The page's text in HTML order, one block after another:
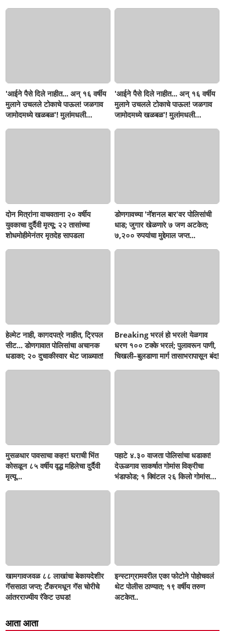
'आईने पैसे दिले नाहीत... अन् १६ वर्षीय
मुलाने उचलले टोकाचे पाऊल! जळगाव
जामोदमध्ये खळबळ'! मुलांमधली
'आईने पैसे दिले नाहीत... अन् १६ वर्षीय
मुलाने उचलले टोकाचे पाऊल! जळगाव
जामोदमध्ये खळबळ'! मुलांमधली
दोन मित्रांना वाचवताना २० वर्षीय
युवकाचा दुर्दैवी मृत्यू; २२ तासांच्या
शोधमोहीमेनंतर मृतदेह सापडला
डोणगावच्या 'नॅशनल बार'वर पोलिसांची
धाड; जुगार खेळणारे ७ जण अटकेत;
७,२०० रुपयांचा मुद्देमाल जप्त...
हेल्मेट नाही, कागदपत्रे नाहीत, ट्रिपल
सीट... डोणगावात पोलिसांचा अचानक
धडाका; २० दुचाकीस्वार थेट जाळ्यात!
Breaking भरलं हो भरलं! येळगाव
धरण १०० टक्के भरलं; पुलावरून पाणी,
चिखली–बुलडाणा मार्ग तासाभरापासून बंद!
मुसळधार पावसाचा कहर! घराची भिंत
कोसळून ८५ वर्षीय वृद्ध महिलेचा दुर्दैवी
मृत्यू...
पहाटे ४.३० वाजता पोलिसांचा धडाका!
देऊळगाव साकर्षात गोमांस विक्रीचा
भंडाफोड; १ क्विंटल २६ किलो गोमांस
खामगावजवळ ८८ लाखांचा बेकायदेशीर
गॅससाठा जप्त; टँकरमधून गॅस चोरीचे
आंतरराज्यीय रॅकेट उघड!
इन्स्टाग्रामवरील एका फोटोने पोहोचवलं
थेट पोलीस ठाण्यात; १९ वर्षीय तरुण
अटकेत..
आता आता